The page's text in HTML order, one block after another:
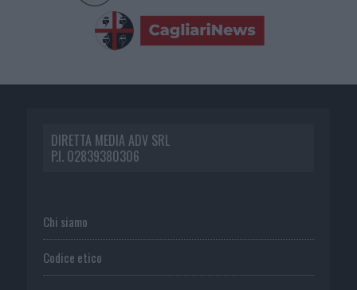
DIRETTA MEDIA ADV SRL
P.I. 02839380306
Chi siamo
Codice etico